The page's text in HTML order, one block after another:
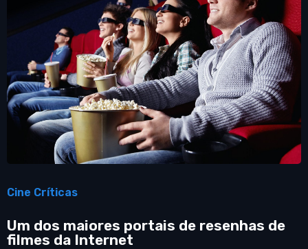
Cine Críticas
Um dos maiores portais de resenhas de
filmes da Internet